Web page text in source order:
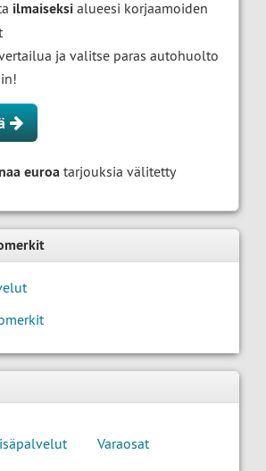
ilmaiseksi alueesi korjaamoiden
ja valitse paras autohuolto
euroa tarjouksia välitetty
Varaosat